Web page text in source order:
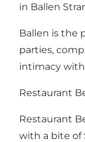
in Ballen
Ballen is the
parties,
intimacy
Restaurant
Restaurant
with a bite of